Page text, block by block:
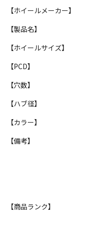
【ホイールメーカー】
【製品名】
【ホイールサイズ】
【PCD】
【穴数】
【ハブ径】
【カラー】
【備考】
【商品ランク】